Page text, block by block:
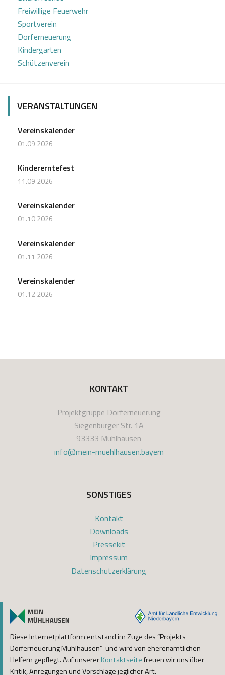
Freiwillige Feuerwehr
Sportverein
Dorferneuerung
Kindergarten
Schützenverein
VERANSTALTUNGEN
Vereinskalender
01.09 2026
Kindererntefest
11.09 2026
Vereinskalender
01.10 2026
Vereinskalender
01.11 2026
Vereinskalender
01.12 2026
KONTAKT
Projektgruppe Dorferneuerung
Siegenburger Str. 1A
93333 Mühlhausen
info@mein-muehlhausen.bayern
SONSTIGES
Kontakt
Downloads
Pressekit
Impressum
Datenschutzerklärung
Diese Internetplattform entstand im Zuge des “Projekts
Dorferneuerung Mühlhausen” und wird von eherenamtlichen
Helfern gepflegt. Auf unsererKontaktseitefreuen wir uns über
Kritik, Anregungen und Vorschläge jeglicher Art.